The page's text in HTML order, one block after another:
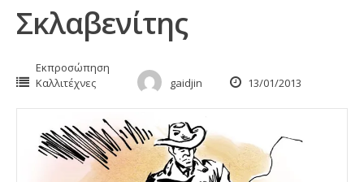
Σκλαβενίτης
Εκπροσώπηση
Καλλιτέχνες
gaidjin 13/01/2013